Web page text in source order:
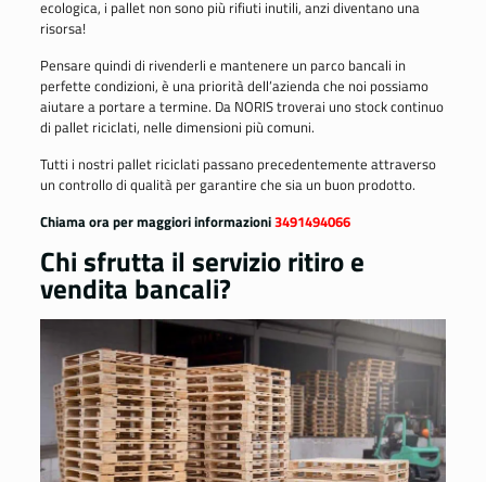
ecologica, i pallet non sono più rifiuti inutili, anzi diventano una
risorsa!
Pensare quindi di rivenderli e mantenere un parco bancali in
perfette condizioni, è una priorità dell’azienda che noi possiamo
aiutare a portare a termine. Da NORIS troverai uno stock continuo
di pallet riciclati, nelle dimensioni più comuni.
Tutti i nostri pallet riciclati passano precedentemente attraverso
un controllo di qualità per garantire che sia un buon prodotto.
Chiama ora per maggiori informazioni3491494066
Chi sfrutta il servizio ritiro e
vendita bancali?